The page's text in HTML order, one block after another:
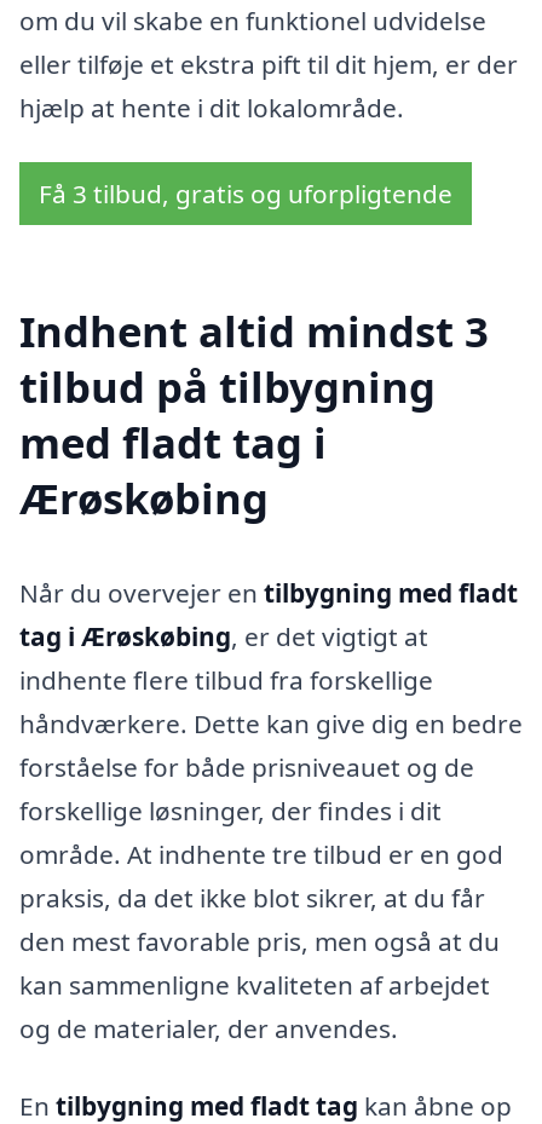
om du vil skabe en funktionel udvidelse
eller tilføje et ekstra pift til dit hjem, er der
hjælp at hente i dit lokalområde.
Få 3 tilbud, gratis og uforpligtende
Indhent altid mindst 3
tilbud på tilbygning
med fladt tag i
Ærøskøbing
Når du overvejer en tilbygning med fladt
tag i Ærøskøbing, er det vigtigt at
indhente flere tilbud fra forskellige
håndværkere. Dette kan give dig en bedre
forståelse for både prisniveauet og de
forskellige løsninger, der findes i dit
område. At indhente tre tilbud er en god
praksis, da det ikke blot sikrer, at du får
den mest favorable pris, men også at du
kan sammenligne kvaliteten af arbejdet
og de materialer, der anvendes.
En tilbygning med fladt tag kan åbne op